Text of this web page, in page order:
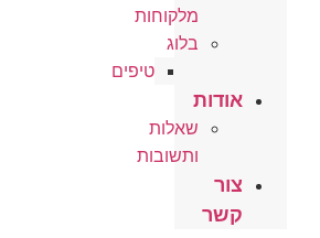
מלקוחות
בלוג
טיפים
אודות
שאלות
ותשובות
צור
קשר